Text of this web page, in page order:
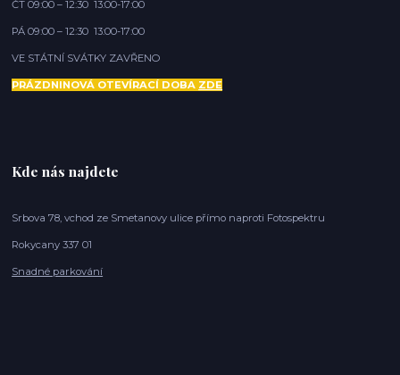
ČT 09:00 – 12:30 13:00-17:00
PÁ 09:00 – 12:30 13:00-17:00
VE STÁTNÍ SVÁTKY ZAVŘENO
PRÁZDNINOVÁ OTEVÍRACÍ DOBA ZDE
Kde nás najdete
Srbova 78, vchod ze Smetanovy ulice přímo naproti Fotospektru
Rokycany 337 01
Snadné parkování